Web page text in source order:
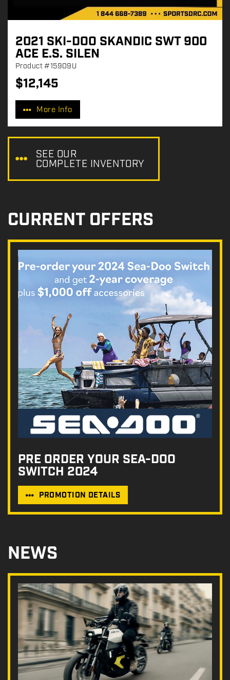
2021 SKI-DOO SKANDIC SWT 900
ACE E.S. SILEN
Product#15909U
P
r
c
$12,145
More Info
SEE OUR
COMPLETE INVENTORY
CURRENT OFFERS
PRE ORDER YOUR SEA-DOO
SWITCH 2024
PROMOTION DETAILS
NEWS